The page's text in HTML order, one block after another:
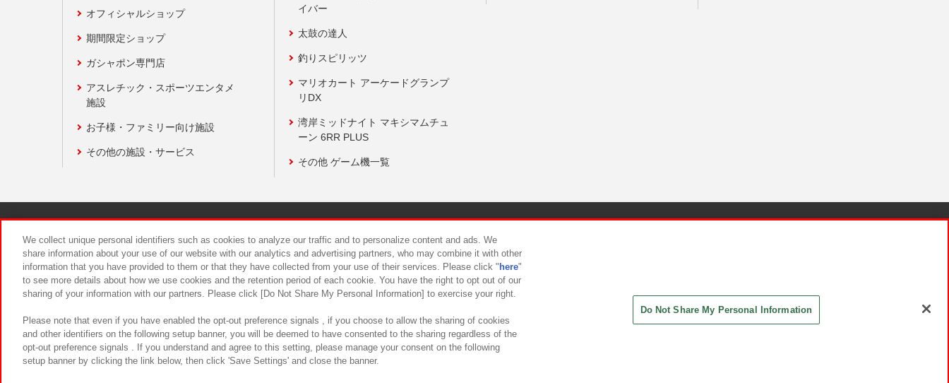
オフィシャルショップ
期間限定ショップ
ガシャポン専門店
アスレチック・スポーツエンタメ
施設
お子様・ファミリー向け施設
その他の施設・サービス
イバー
太鼓の達人
釣りスピリッツ
マリオカート アーケードグランプ
リDX
湾岸ミッドナイト マキシマムチュ
ーン 6RR PLUS
その他 ゲーム機一覧
食品のご提供について カスタマーハラスメント対応方針
We collect unique personal identifiers such as cookies to analyze our traffic and to personalize content and ads. We
share information about your use of our website with our analytics and advertising partners, who may combine it with other
information that you have provided to them or that they have collected from your use of their services. Please click " here"
to see more details about how we use cookies and the retention period of each cookie. You have the right to opt out of our
sharing of your information with our partners. Please click [Do Not Share My Personal Information] to exercise your right.
Please note that even if you have enabled the opt-out preference signals , if you choose to allow the sharing of cookies
and other identifiers on the following setup banner, you will be deemed to have consented to the sharing regardless of the
opt-out preference signals . If you understand and agree to this setting, please manage your consent on the following
setup banner by clicking the link below, then click 'Save Settings' and close the banner.
Do Not Share My Personal Information